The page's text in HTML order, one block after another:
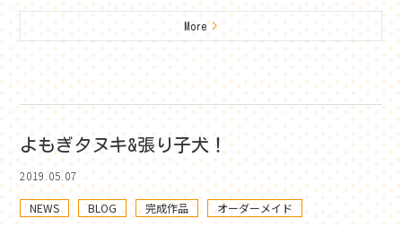
More>
よもぎタヌキ&張り子犬！
2019.05.07
NEWS BLOG 完成作品 オーダーメイド